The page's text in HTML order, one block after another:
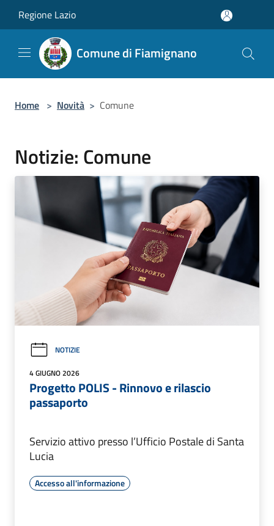
Regione Lazio
Comune di Fiamignano
Home > Novità > Comune
Notizie: Comune
NOTIZIE
4 GIUGNO 2026
Progetto POLIS - Rinnovo e rilascio
passaporto
Servizio attivo presso l’Ufficio Postale di Santa
Lucia
Accesso all'informazione